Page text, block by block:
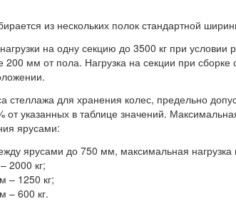
из нескольких полок стандартной
на одну секцию до 3500 кг при условии
200 мм от пола. Нагрузка на секции при
стеллажа для хранения колес, предельно
от указанных в таблице значений.
ярусами:
ярусами до 750 мм, максимальная нагрузка
2000 кг;
– 1250 кг;
– 600 кг.